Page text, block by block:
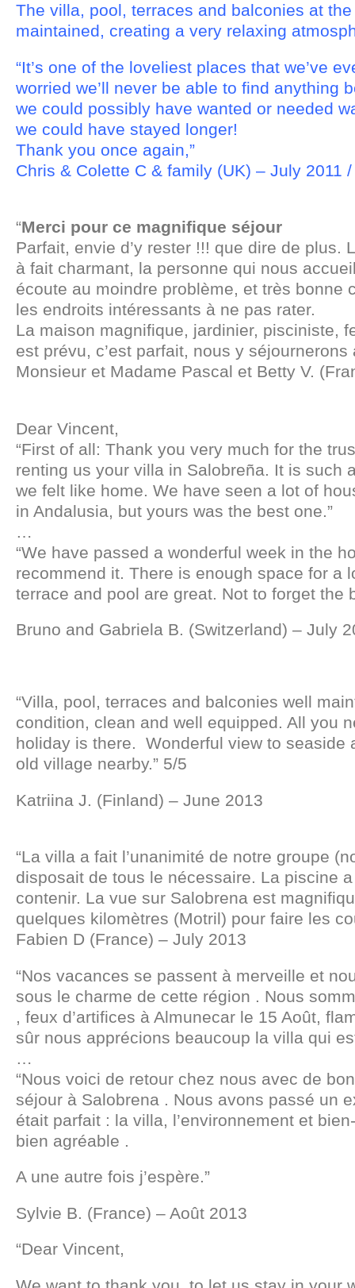
The villa, pool, terraces and balconies at
maintained, creating a very relaxing
“It’s one of the loveliest places that we’ve
worried we’ll never be able to find anything
we could possibly have wanted or needed
we could have stayed longer!
Thank you once again,”
Chris & Colette C & family (UK) – July 2011
“Merci pour ce magnifique séjour
Parfait, envie d’y rester !!! que dire de plus.
à fait charmant, la personne qui nous
écoute au moindre problème, et très bonne
les endroits intéressants à ne pas rater.
La maison magnifique, jardinier, pisciniste,
est prévu, c’est parfait, nous y séjournerons
Monsieur et Madame Pascal et Betty V.
Dear Vincent,
“First of all: Thank you very much for the
renting us your villa in Salobreña. It is such
we felt like home. We have seen a lot of
in Andalusia, but yours was the best one.”
“We have passed a wonderful week in the
recommend it. There is enough space for a
terrace and pool are great. Not to forget the
Bruno and Gabriela B. (Switzerland) – July
“Villa, pool, terraces and balconies well
condition, clean and well equipped. All you
holiday is there. Wonderful view to seaside
old village nearby.” 5/5
Katriina J. (Finland) – June 2013
“La villa a fait l’unanimité de notre groupe
disposait de tous le nécessaire. La piscine
contenir. La vue sur Salobrena est
quelques kilomètres (Motril) pour faire les
Fabien D (France) – July 2013
“Nos vacances se passent à merveille et
sous le charme de cette région . Nous
, feux d’artifices à Almunecar le 15 Août,
sûr nous apprécions beaucoup la villa qui
“Nous voici de retour chez nous avec de
séjour à Salobrena . Nous avons passé un
était parfait : la villa, l’environnement et
bien agréable .
A une autre fois j’espère.”
Sylvie B. (France) – Août 2013
“Dear Vincent,